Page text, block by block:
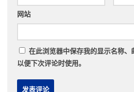
网站
在此浏览器中保存我的显示名称、
以便下次评论时使用。